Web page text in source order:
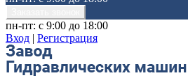
пн-пт: с 9:00 до 18:00
Вход | Регистрация